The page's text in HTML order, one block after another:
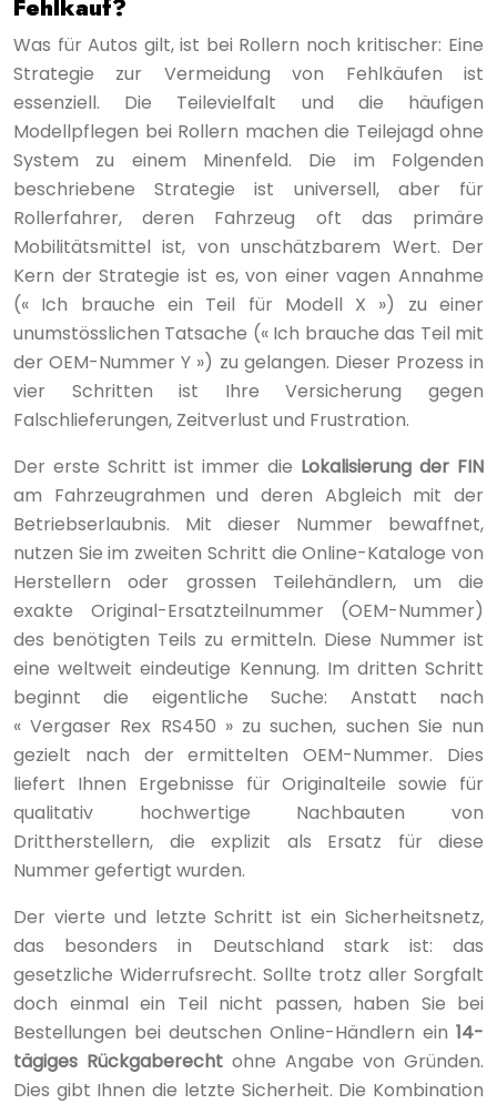
Fehlkauf?
Was für Autos gilt, ist bei Rollern noch kritischer: Eine
Strategie zur Vermeidung von Fehlkäufen ist
essenziell. Die Teilevielfalt und die häufigen
Modellpflegen bei Rollern machen die Teilejagd ohne
System zu einem Minenfeld. Die im Folgenden
beschriebene Strategie ist universell, aber für
Rollerfahrer, deren Fahrzeug oft das primäre
Mobilitätsmittel ist, von unschätzbarem Wert. Der
Kern der Strategie ist es, von einer vagen Annahme
(« Ich brauche ein Teil für Modell X ») zu einer
unumstösslichen Tatsache (« Ich brauche das Teil mit
der OEM-Nummer Y ») zu gelangen. Dieser Prozess in
vier Schritten ist Ihre Versicherung gegen
Falschlieferungen, Zeitverlust und Frustration.
Der erste Schritt ist immer die Lokalisierung der FIN
am Fahrzeugrahmen und deren Abgleich mit der
Betriebserlaubnis. Mit dieser Nummer bewaffnet,
nutzen Sie im zweiten Schritt die Online-Kataloge von
Herstellern oder grossen Teilehändlern, um die
exakte Original-Ersatzteilnummer (OEM-Nummer)
des benötigten Teils zu ermitteln. Diese Nummer ist
eine weltweit eindeutige Kennung. Im dritten Schritt
beginnt die eigentliche Suche: Anstatt nach
« Vergaser Rex RS450 » zu suchen, suchen Sie nun
gezielt nach der ermittelten OEM-Nummer. Dies
liefert Ihnen Ergebnisse für Originalteile sowie für
qualitativ hochwertige Nachbauten von
Drittherstellern, die explizit als Ersatz für diese
Nummer gefertigt wurden.
Der vierte und letzte Schritt ist ein Sicherheitsnetz,
das besonders in Deutschland stark ist: das
gesetzliche Widerrufsrecht. Sollte trotz aller Sorgfalt
doch einmal ein Teil nicht passen, haben Sie bei
Bestellungen bei deutschen Online-Händlern ein 14-
tägiges Rückgaberecht ohne Angabe von Gründen.
Dies gibt Ihnen die letzte Sicherheit. Die Kombination